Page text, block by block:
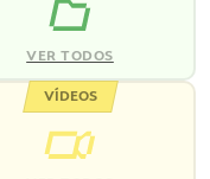
VER TODOS
VÍDEOS